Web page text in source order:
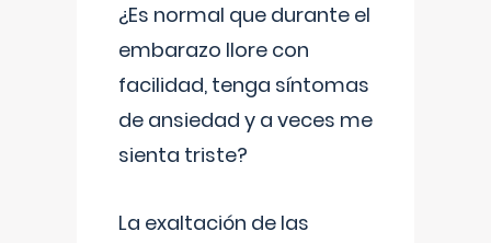
¿Es normal que durante el
embarazo llore con
facilidad, tenga síntomas
de ansiedad y a veces me
sienta triste?
La exaltación de las